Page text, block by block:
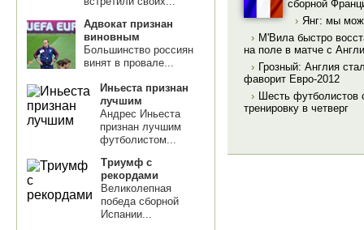
Адвокат признан
виновным
Большинство россиян
винят в провале...
Иньеста признан
лучшим
Андрес Иньеста
признан лучшим
футболистом...
Триумф с
рекордами
Великолепная
победа сборной
Испании...
сборной
› Янг: мы
› М'Вила быстро
на поле в матче с
› Грозный: Англия
фаворит Евро-2012
› Шесть футболистов
тренировку в четверг